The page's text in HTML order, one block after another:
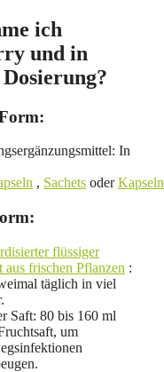
ich
und in
In
, Sachets oderKapseln
flüssiger
aus frischen Pflanzen :
täglich in viel
Saft: 80 bis 160 ml
um